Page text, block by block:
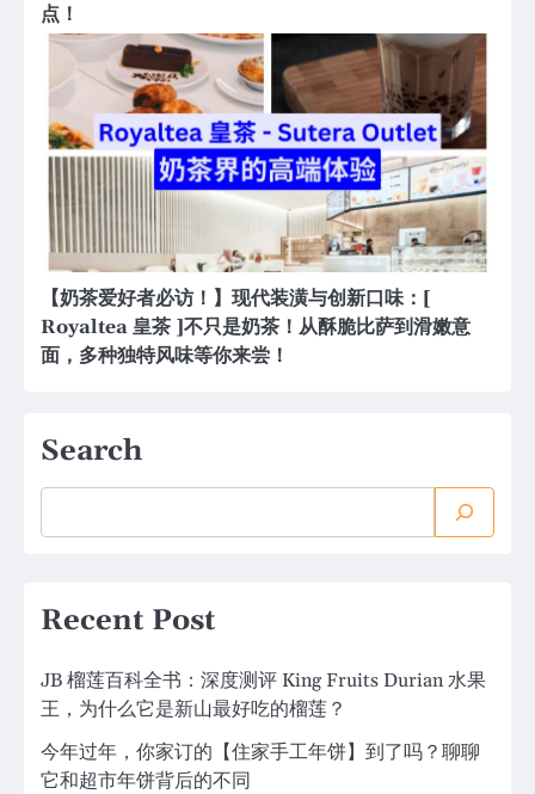
点！
【奶茶爱好者必访！】现代装潢与创新口味：[
Royaltea 皇茶 ]不只是奶茶！从酥脆比萨到滑嫩意
面，多种独特风味等你来尝！
Search
Recent Post
JB 榴莲百科全书：深度测评 King Fruits Durian 水果
王，为什么它是新山最好吃的榴莲？
今年过年，你家订的【住家手工年饼】到了吗？聊聊
它和超市年饼背后的不同